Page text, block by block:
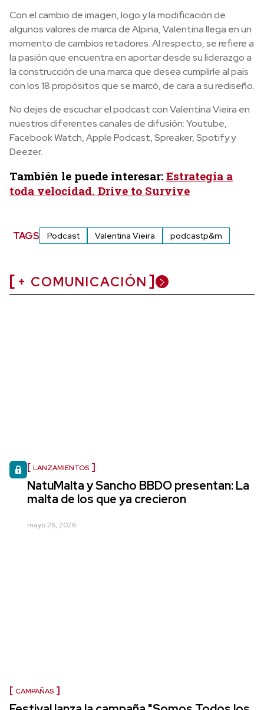
Con el cambio de imagen, logo y la modificación de
algunos valores de marca de Alpina, Valentina llega en un
momento de cambios retadores. Al respecto, se refiere a
la pasión que encuentra en aportar desde su liderazgo a
la construcción de una marca que desea cumplirle al país
con los 18 propósitos que se marcó, de cara a su rediseño.
No dejes de escuchar el podcast con Valentina Vieira en
nuestros diferentes canales de difusión: Youtube,
Facebook Watch, Apple Podcast, Spreaker, Spotify y
Deezer.
También le puede interesar: Estrategia a
toda velocidad. Drive to Survive
TAGS Podcast Valentina Vieira podcastp&m
+ COMUNICACIÓN
LANZAMIENTOS
NatuMalta y Sancho BBDO presentan: La
malta de los que ya crecieron
mayo 26, 2026
CAMPAÑAS